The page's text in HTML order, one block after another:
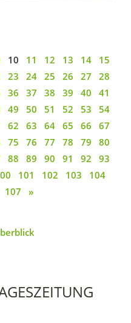
10 11 12 13 14
15
23 24 25 26 27
28
36 37 38 39 40
41
49 50 51 52 53
54
62 63 64 65 66
67
75 76 77 78 79
80
88 89 90 91 92
93
101 102 103
104
107 »